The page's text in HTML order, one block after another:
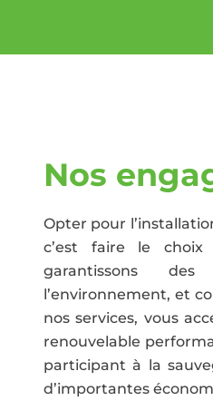
Nos
Opter pour
c’est faire le
garantissons des
l’environnement, et
nos services, vous
renouvelable
participant à la
d’importantes